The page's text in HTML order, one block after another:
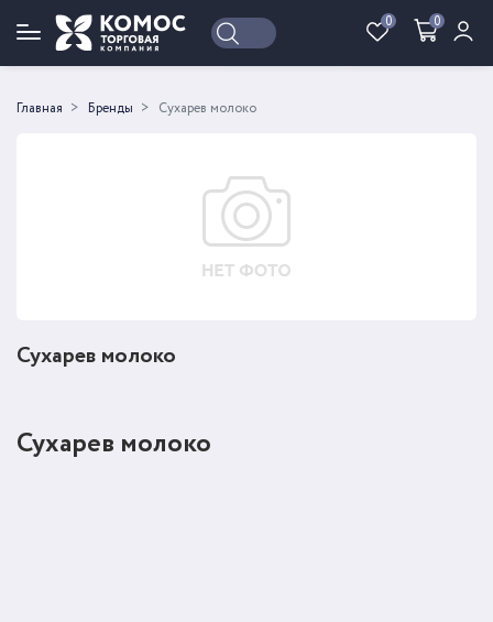
0 0
Войти Регистрация
Главная Бренды Сухарев молоко
Сухарев молоко
Сухарев молоко